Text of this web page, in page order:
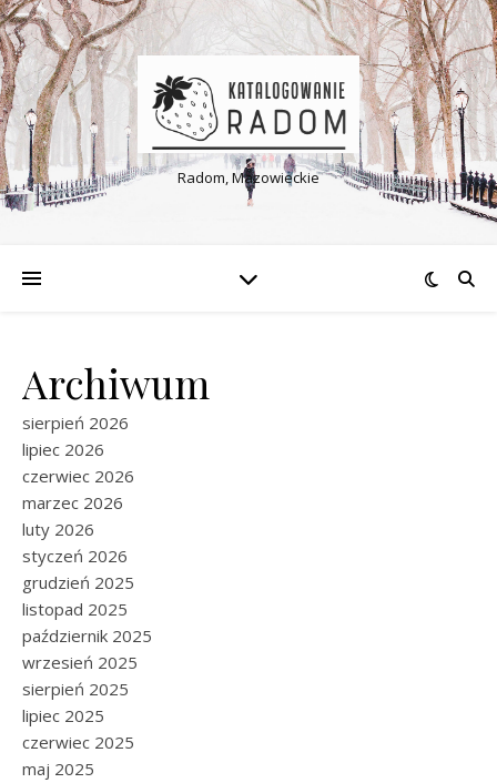
Radom, Mazowieckie
Archiwum
sierpień 2026
lipiec 2026
czerwiec 2026
marzec 2026
luty 2026
styczeń 2026
grudzień 2025
listopad 2025
październik 2025
wrzesień 2025
sierpień 2025
lipiec 2025
czerwiec 2025
maj 2025